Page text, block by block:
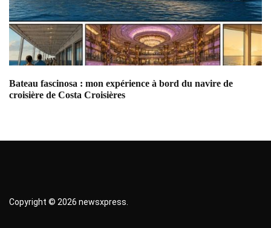
t
i
o
n
d
Bateau fascinosa : mon expérience à bord du navire de
croisière de Costa Croisières
Copyright © 2026 newsxpress.